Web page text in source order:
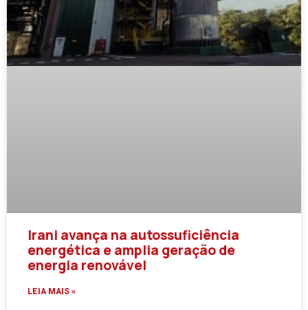
Irani avança na autossuficiência
energética e amplia geração de
energia renovável
LEIA MAIS »